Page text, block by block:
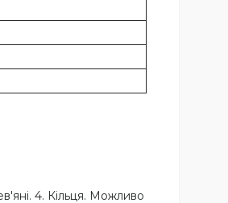
4. Кільця. Можливо